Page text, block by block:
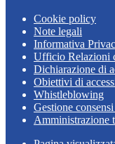
Cookie policy
Note legali
Informativa
Ufficio Relazioni
Dichiarazione di
Obiettivi di
Whistleblowing
Gestione
Amministrazione